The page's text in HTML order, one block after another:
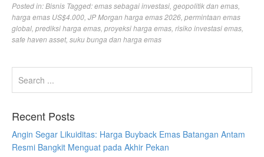
Posted in:Bisnis Tagged:emas sebagai investasi geopolitik dan emas
harga emas US$4.000 JP Morgan harga emas 2026 permintaan emas
global prediksi harga emas proyeksi harga emas risiko investasi emas
safe haven asset, suku bunga dan harga emas
Recent Posts
Angin Segar Likuiditas: Harga Buyback Emas Batangan Antam
Resmi Bangkit Menguat pada Akhir Pekan